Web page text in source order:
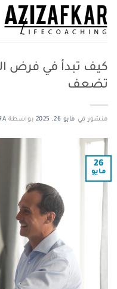
تخطي
للمحتوى
كيف تبدأ في فرض
تضعف
منشور في مايو 26, 2025 بواسطة
26
مايو